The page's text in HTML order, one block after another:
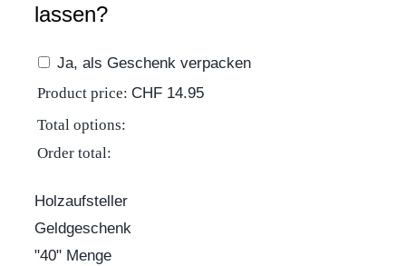
lassen?
Ja, als Geschenk verpacken
Product price: CHF14.95
Total options:
Order total:
Holzaufsteller
Geldgeschenk
"40" Menge